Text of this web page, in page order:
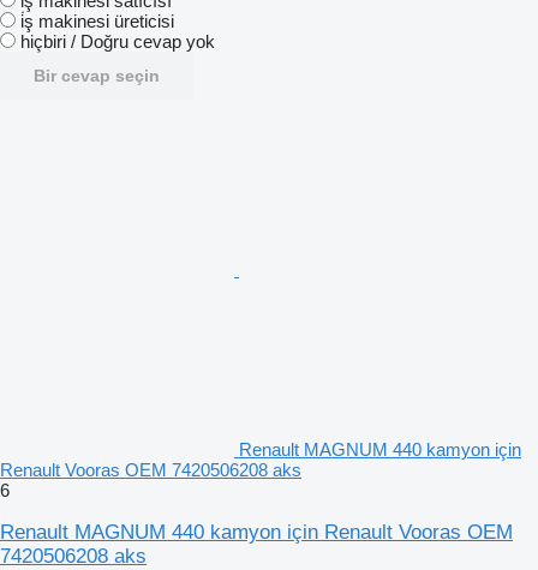
i̇ş makinesi üreticisi
hiçbiri / Doğru cevap yok
Bir cevap seçin
Renault MAGNUM 440 kamyon için
Renault Vooras OEM 7420506208 aks
6
Renault MAGNUM 440 kamyon için Renault Vooras OEM
7420506208 aks